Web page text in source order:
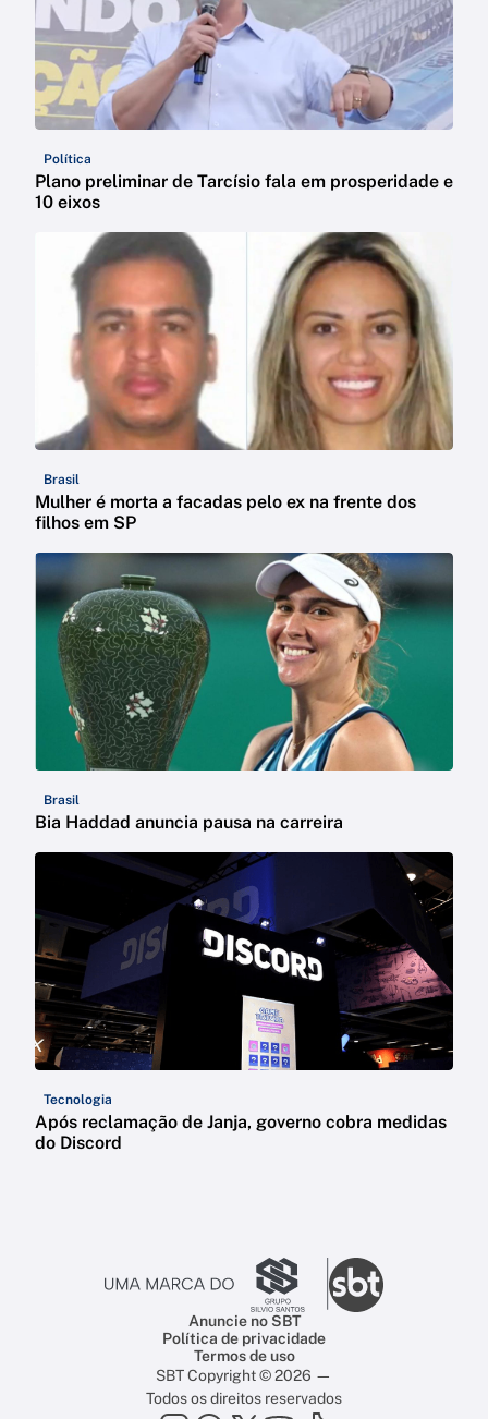
Política
Plano preliminar de Tarcísio fala em prosperidade e
10 eixos
Brasil
Mulher é morta a facadas pelo ex na frente dos
filhos em SP
Brasil
Bia Haddad anuncia pausa na carreira
Tecnologia
Após reclamação de Janja, governo cobra medidas
do Discord
Anuncie no SBT
Política de privacidade
Termos de uso
SBT Copyright © 2026 —
Todos os direitos reservados